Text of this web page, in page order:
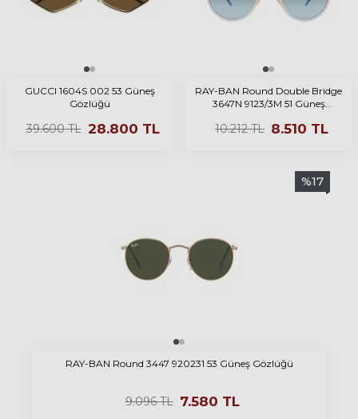
GUCCI 1604S 002 53 Güneş
Gözlüğü
39.600TL 28.800 TL
RAY-BAN Round Double Bridge
3647N 9123/3M 51 Güneş
10.212TL 8.510 TL
%17
RAY-BAN Round 3447 920231 53 Güneş Gözlüğü
9.096TL 7.580 TL